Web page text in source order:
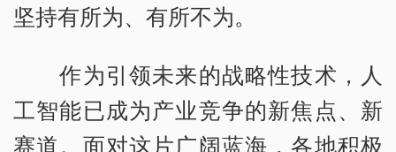
坚持有所为、有所不为。
作为引领未来的战略性技术，人
工智能已成为产业竞争的新焦点、新
赛道。面对这片广阔蓝海，各地积极